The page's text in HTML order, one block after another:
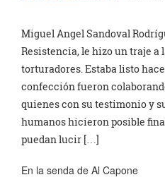
Miguel Angel Sandoval
Resistencia, le hizo un traje a
torturadores. Estaba listo
confección fueron
quienes con su testimonio y
humanos hicieron posible
puedan lucir […]
En la senda de Al Capone